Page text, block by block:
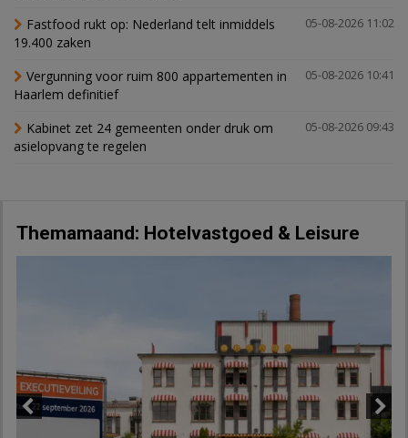
05-08-2026 11:02
Fastfood rukt op: Nederland telt inmiddels
19.400 zaken
05-08-2026 10:41
Vergunning voor ruim 800 appartementen in
Haarlem definitief
05-08-2026 09:43
Kabinet zet 24 gemeenten onder druk om
asielopvang te regelen
Themamaand: Hotelvastgoed & Leisure
Next